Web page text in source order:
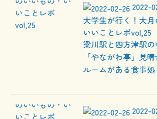
2022-
大学生が行く！大月
いいことレポvol,25
梁川駅と四方津駅
「やながわ亭」見
ルームがある食事処
2022-